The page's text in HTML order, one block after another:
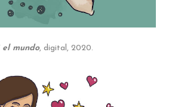
el mundo, digital, 2020.